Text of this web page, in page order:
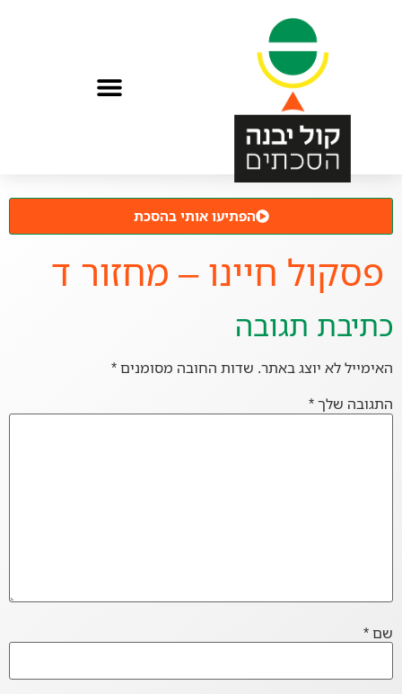
הפתיעו אותי בהסכת
פסקול חיינו – מחזור ד
כתיבת תגובה
האימייל לא יוצג באתר. שדות החובה מסומנים*
התגובה שלך*
שם*